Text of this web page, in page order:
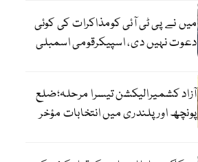
میں نے پی ٹی آئی کومذاکرات کی کوئی
دعوت نہیں دی، اسپیکرقومی اسمبلی
آزاد کشمیرالیکشن تیسرا مرحلہ؛ضلع
پونچھ اور پلندری میں انتخابات مؤخر